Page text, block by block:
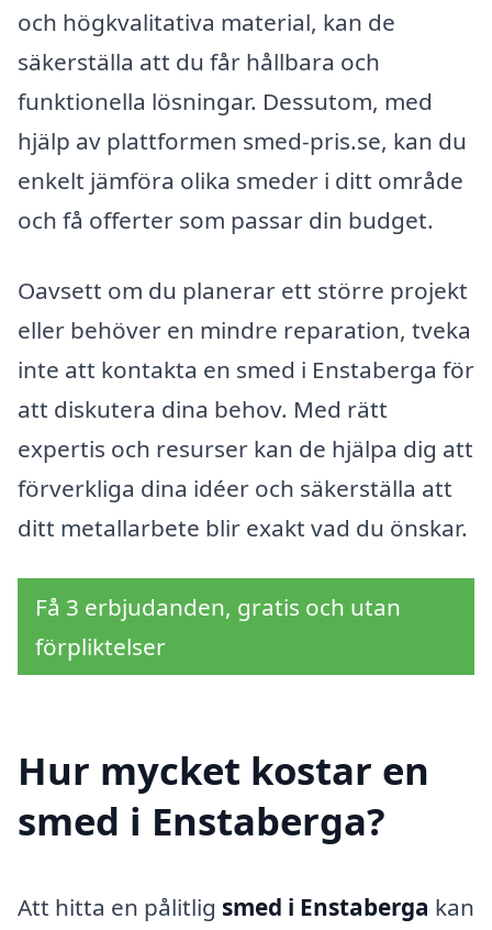
och högkvalitativa material, kan de
säkerställa att du får hållbara och
funktionella lösningar. Dessutom, med
hjälp av plattformen smed-pris.se, kan du
enkelt jämföra olika smeder i ditt område
och få offerter som passar din budget.
Oavsett om du planerar ett större projekt
eller behöver en mindre reparation, tveka
inte att kontakta en smed i Enstaberga för
att diskutera dina behov. Med rätt
expertis och resurser kan de hjälpa dig att
förverkliga dina idéer och säkerställa att
ditt metallarbete blir exakt vad du önskar.
Få 3 erbjudanden, gratis och utan
förpliktelser
Hur mycket kostar en
smed i Enstaberga?
Att hitta en pålitlig smed i Enstaberga kan